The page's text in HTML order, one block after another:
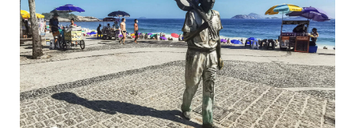
Reglain/Alamy/hemis